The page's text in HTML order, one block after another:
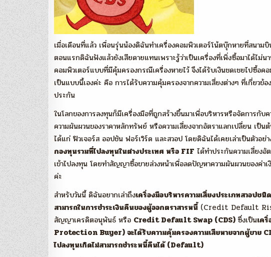
เมื่อเดือนที่แล้ว เพื่อนรุ่นน้องดิฉันทำเครื่องคอมพิวเตอร์โน้ตบุ๊กหายที่สนาม
ตอนแรกดิฉันฟังแล้วยังเสียดายแทนเพราะรู้ว่าเป็นเครื่องที่เพิ่งซื้อมาได้ไม่น
คอมพิวเตอร์แบบที่มีคุ้มครองกรณีเครื่องหายไว้ จึงได้รับเงินชดเชยไปซื้อ
เป็นแบบนี้เองค่ะ คือ การได้รับความคุ้มครองจากความเสี่ยงต่างๆ ที่เกี่ยวข้
ประกัน
ในโลกของการลงทุนก็มีเครื่องมือที่ถูกสร้างขึ้นมาเพื่อบริหารหรือจัดการกับ
ความผันผวนของราคาหลักทรัพย์ หรือความเสี่ยงจากอัตราแลกเปลี่ยน เป็
ได้แก่ ฟิวเจอร์ส ออปชัน ฟอร์เวิร์ด และสวอป โดยดิฉันได้เคยเล่าเป็นตัวอย่
กองทุนรวมที่ไปลงทุนในต่างประเทศ หรือ FIF ได้ทำประกันความเสี่ยงอั
เข้าไปลงทุน โดยทำสัญญาซื้อขายล่วงหน้าเพื่อลดปัญหาความผันผวนของค่
ค่ะ
สำหรับวันนี้ ดิฉันอยากเล่าถึงเครื่องมือบริหารความเสี่ยงประเภทสวอปช
สามารถในการชำระเงินคืนของผู้ออกตราสารหนี้(Credit Default
สัญญาเครดิตอนุพันธ์ หรือ Credit Default Swap (CDS) ซึ่งเป็นเค
Protection Buyer) จะได้รับความคุ้มครองความเสียหายจากผู้ข
ไปลงทุนเกิดไม่สามารถชำระหนี้คืนได้ (Default)